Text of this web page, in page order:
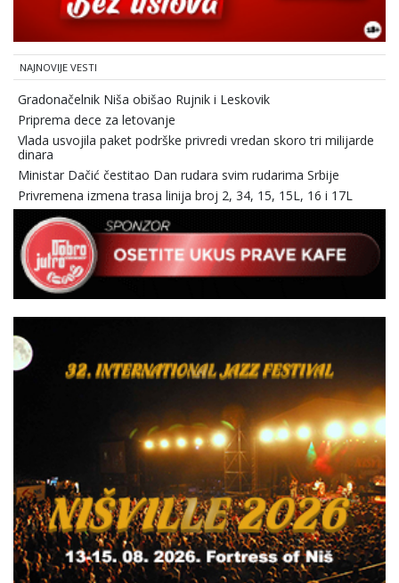
NAJNOVIJE VESTI
Gradonačelnik Niša obišao Rujnik i Leskovik
Priprema dece za letovanje
Vlada usvojila paket podrške privredi vredan skoro tri milijarde
dinara
Ministar Dačić čestitao Dan rudara svim rudarima Srbije
Privremena izmena trasa linija broj 2, 34, 15, 15L, 16 i 17L